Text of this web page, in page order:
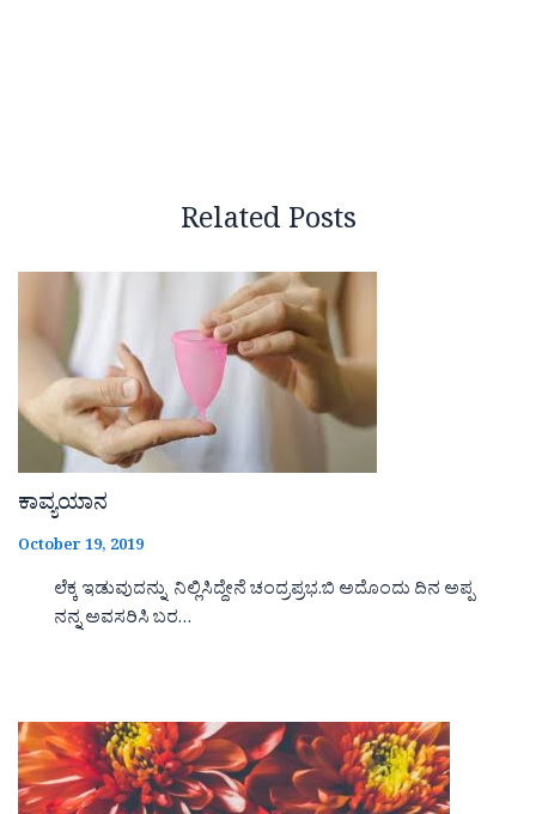
Related Posts
ಕಾವ್ಯಯಾನ
October 19, 2019
ಲೆಕ್ಕ ಇಡುವುದನ್ನು ನಿಲ್ಲಿಸಿದ್ದೇನೆ ಚಂದ್ರಪ್ರಭ.ಬಿ ಅದೊಂದು ದಿನ ಅಪ್ಪ
ನನ್ನ ಅವಸರಿಸಿ ಬರ…